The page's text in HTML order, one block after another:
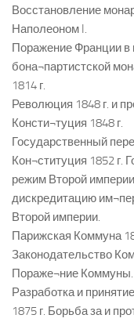
Восстановление
Наполеоном I.
Поражение Франции в
бона¬партистской
1814 г.
Революция 1848 г. и
Консти¬туция 1848 г.
Государственный
Кон¬ституция 1852 г.
режим Второй
дискредитацию
Второй империи.
Парижская Коммуна
Законодательство
Пораже¬ние Коммуны.
Разработка и
1875 г. Борьба за и